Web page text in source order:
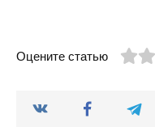
Оцените статью